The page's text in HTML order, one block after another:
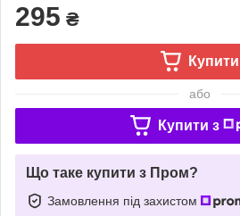
295 ₴
Купити
або
Купити з
Що таке купити з Пром?
Замовлення під захистом